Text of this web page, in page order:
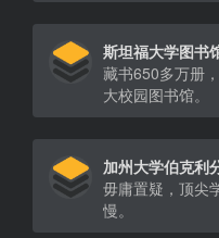
斯坦福大学图书
藏书650多万册
大校园图书馆。
加州大学伯克利
毋庸置疑，顶尖
慢。